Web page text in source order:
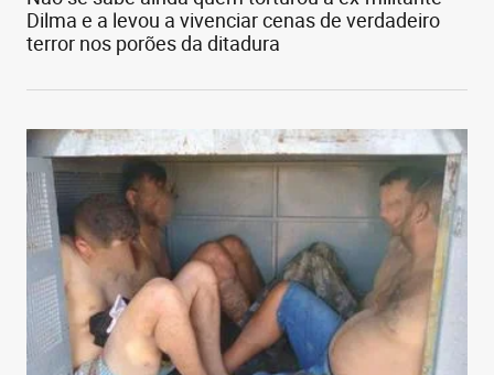
Dilma e a levou a vivenciar cenas de verdadeiro
terror nos porões da ditadura